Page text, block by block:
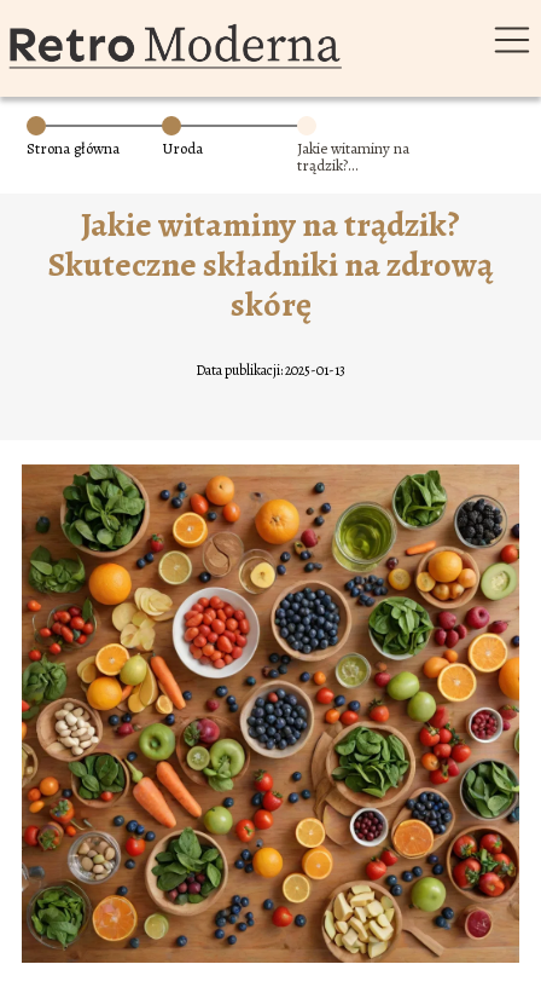
Strona główna Uroda
Jakie witaminy na
trądzik?
zdrową skórę
Jakie witaminy na trądzik?
Skuteczne składniki na zdrową
skórę
Data publikacji: 2025-01-13